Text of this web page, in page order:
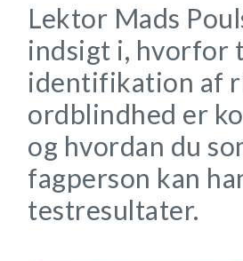
Lektor Mads
indsigt i, hvorfor
identifikation af
ordblindhed er
og hvordan du
fagperson kan
testresultater.